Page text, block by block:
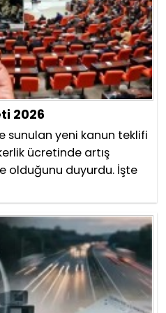
2026
sunulan yeni kanun teklifi
ücretinde artış
olduğunu duyurdu. İşte